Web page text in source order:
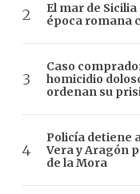
El mar de
época romana
Caso
homicidio
ordenan su
Policía detiene
Vera y Aragón
de la Mora